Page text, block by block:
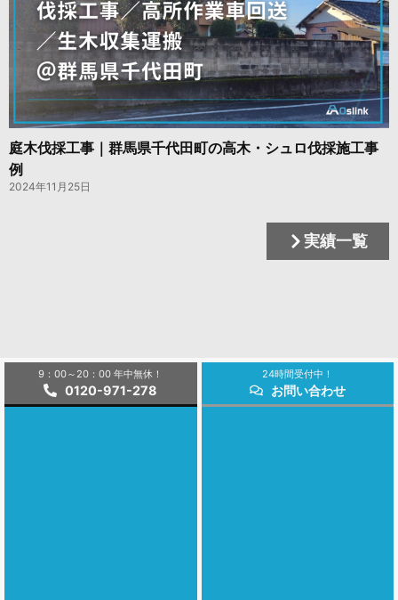
庭木伐採工事｜群馬県千代田町の高木・シュロ伐採施工事
例
2024年11月25日
実績一覧
9：00～20：00 年中無休！
0120-971-278
24時間受付中！
お問い合わせ